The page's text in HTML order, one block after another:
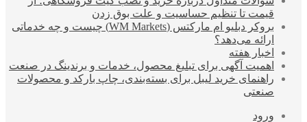
قیمت تا تنظیم حساسیت و علت بوق زدن
بروکر دبلیو ام مارکتس (WM Markets) چیست و چه خدماتی
ارائه می‌دهد؟
اخبار هفته
اهمیت آگهی برای تبلیغ محصول، خدمات و برندینگ در صنعت
راهنمای خرید لیبل برای بسته‌بندی، چاپ بارکد و محصولات
صنعتی
ورود